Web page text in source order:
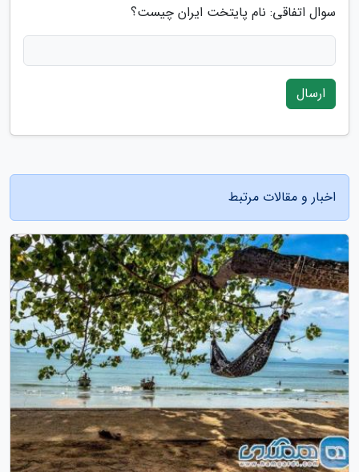
سوال اتفاقی: نام پایتخت ایران چیست؟
ارسال
اخبار و مقالات مرتبط